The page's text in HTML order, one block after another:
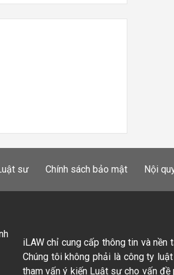
sư Chính sách bảo mật Nội
iLAW chỉ cung cấp thông tin và
Chúng tôi không phải là công ty
tham vấn ý kiến Luật sư cho vấn